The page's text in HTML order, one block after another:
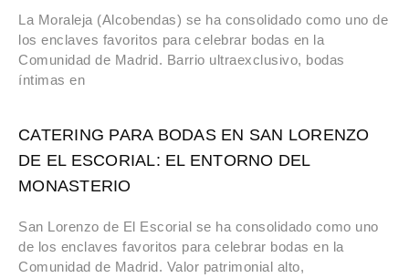
La Moraleja (Alcobendas) se ha consolidado como uno de
los enclaves favoritos para celebrar bodas en la
Comunidad de Madrid. Barrio ultraexclusivo, bodas
íntimas en
CATERING PARA BODAS EN SAN LORENZO
DE EL ESCORIAL: EL ENTORNO DEL
MONASTERIO
San Lorenzo de El Escorial se ha consolidado como uno
de los enclaves favoritos para celebrar bodas en la
Comunidad de Madrid. Valor patrimonial alto,